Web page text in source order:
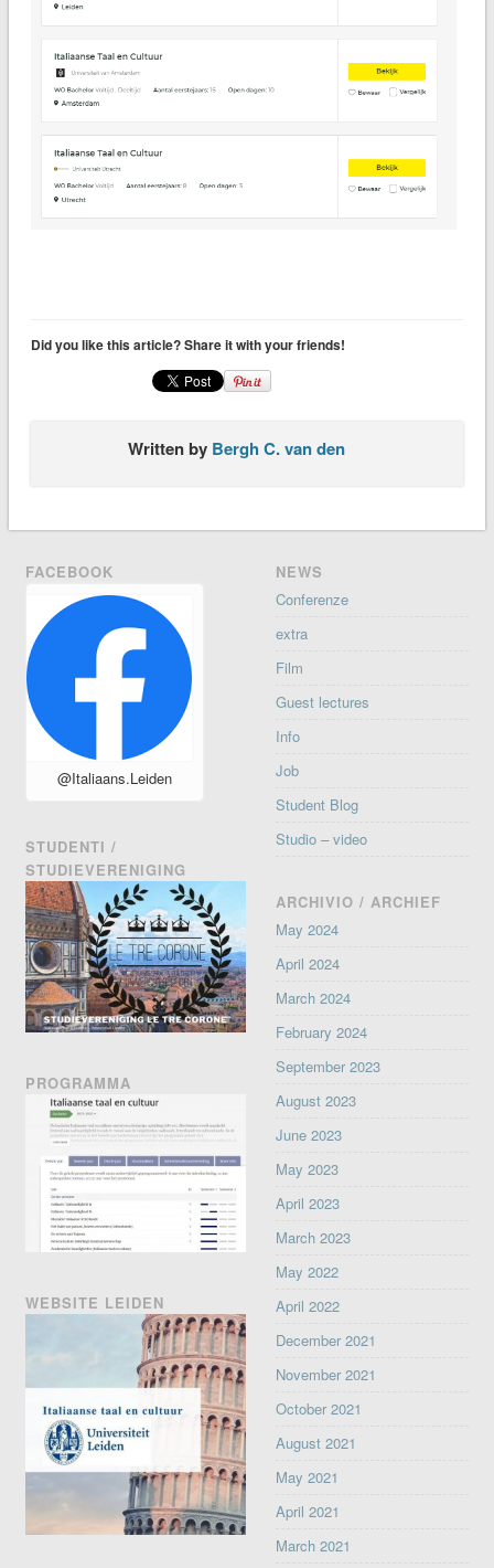
Did you like this article? Share it with your friends!
Written by Bergh C. van den
FACEBOOK
@Italiaans.Leiden
STUDENTI /
STUDIEVERENIGING
PROGRAMMA
WEBSITE LEIDEN
NEWS
Conferenze
extra
Film
Guest lectures
Info
Job
Student Blog
Studio – video
ARCHIVIO / ARCHIEF
May 2024
April 2024
March 2024
February 2024
September 2023
August 2023
June 2023
May 2023
April 2023
March 2023
May 2022
April 2022
December 2021
November 2021
October 2021
August 2021
May 2021
April 2021
March 2021